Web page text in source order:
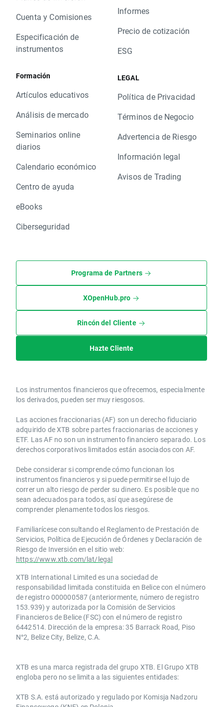
Cuenta y Comisiones
Especificación de
instrumentos
Formación
Artículos educativos
Análisis de mercado
Seminarios online
diarios
Calendario económico
Centro de ayuda
eBooks
Ciberseguridad
Informes
Precio de cotización
ESG
LEGAL
Política de Privacidad
Términos de Negocio
Advertencia de Riesgo
Información legal
Avisos de Trading
Programa de Partners
XOpenHub.pro
Rincón del Cliente
Hazte Cliente
Los instrumentos financieros que ofrecemos, especialmente
los derivados, pueden ser muy riesgosos.
Las acciones fraccionarias (AF) son un derecho fiduciario
adquirido de XTB sobre partes fraccionarias de acciones y
ETF. Las AF no son un instrumento financiero separado. Los
derechos corporativos limitados están asociados con AF.
Debe considerar si comprende cómo funcionan los
instrumentos financieros y si puede permitirse el lujo de
correr un alto riesgo de perder su dinero. Es posible que no
sean adecuados para todos, así que asegúrese de
comprender plenamente todos los riesgos.
Familiarícese consultando el Reglamento de Prestación de
Servicios, Política de Ejecución de Órdenes y Declaración de
Riesgo de Inversión en el sitio web:
https://www.xtb.com/lat/legal
XTB International Limited es una sociedad de
responsabilidad limitada constituida en Belice con el número
de registro 000000587 (anteriormente, número de registro
153.939) y autorizada por la Comisión de Servicios
Financieros de Belice (FSC) con el número de registro
6442514. Dirección de la empresa: 35 Barrack Road, Piso
N°2, Belize City, Belize, C.A.
​​XTB es una marca registrada del grupo XTB. El Grupo XTB
engloba pero no se limita a las siguientes entidades:
XTB S.A.​ está autorizado y regulado por Komisja Nadzoru